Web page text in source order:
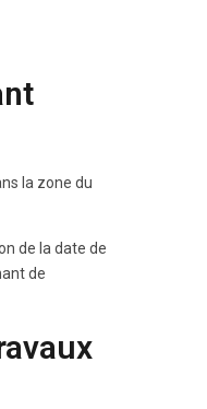
la zone du
de la date de
de